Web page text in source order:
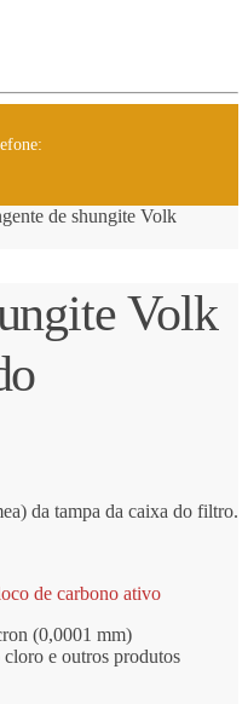
de shungite Volk
Volk
da tampa da caixa do filtro.
de carbono ativo
(0,0001 mm)
e outros produtos